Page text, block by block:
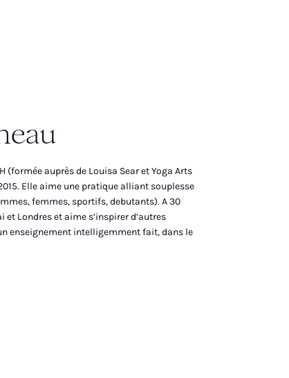
(formée auprès de Louisa Sear et Yoga Arts
Elle aime une pratique alliant souplesse
femmes, sportifs, debutants). A 30
et Londres et aime s’inspirer d’autres
enseignement intelligemment fait, dans le